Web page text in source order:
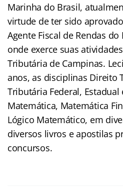
Marinha do Brasil,
virtude de ter sido
Agente Fiscal de Rendas do
onde exerce suas
Tributária de Campinas.
anos, as disciplinas Direito
Tributária Federal,
Matemática, Matemática
Lógico Matemático, em
diversos livros e apostilas
concursos.